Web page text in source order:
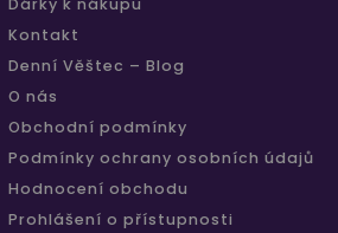
Kontakt
Denní Věštec – Blog
O nás
Obchodní podmínky
Podmínky ochrany osobních údajů
Hodnocení obchodu
Prohlášení o přístupnosti